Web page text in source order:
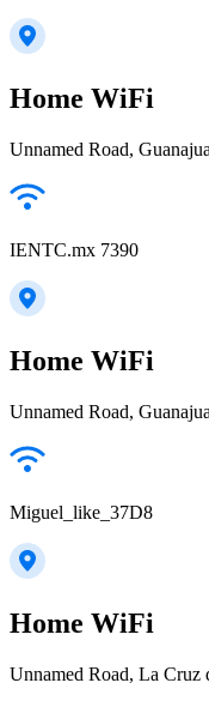
Home WiFi
Unnamed Road,
IENTC.mx 7390
Home WiFi
Unnamed Road,
Miguel_like_37D8
Home WiFi
Unnamed Road, La Cruz